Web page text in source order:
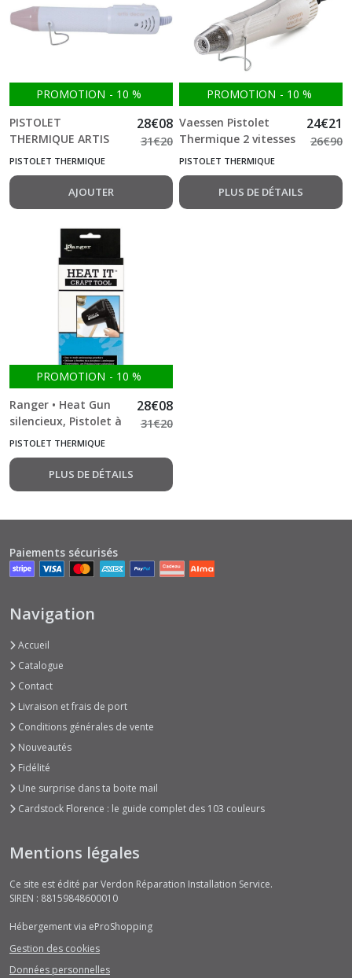
PROMOTION - 10 %
PISTOLET
THERMIQUE ARTIS
DECOR BLANC-ROSE
28€08
31€20
PISTOLET THERMIQUE
AJOUTER
PROMOTION - 10 %
Vaessen Pistolet
Thermique 2 vitesses
à embosser BLANC
24€21
26€90
PISTOLET THERMIQUE
PLUS DE DÉTAILS
PROMOTION - 10 %
Ranger • Heat Gun
silencieux, Pistolet à
air chaud
28€08
31€20
PISTOLET THERMIQUE
PLUS DE DÉTAILS
(6)
forme
(52)
Plioirs
(13)
Punch
Accessoires
machines
Machines
(3)
Accessoires
Presse
à
(2)
Crop-
(4)
thermique
(3)
Tapis
de
découpe
les
Paiements sécurisés
Navigation
Accueil
Catalogue
Contact
Livraison et frais de port
Conditions générales de vente
Nouveautés
Fidélité
Une surprise dans ta boite mail
Cardstock Florence : le guide complet des 103 couleurs
Mentions légales
Ce site est édité par Verdon Réparation Installation Service.
SIREN : 88159848600010
Hébergement via eProShopping
Gestion des cookies
Données personnelles